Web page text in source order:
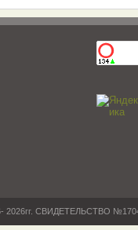
2026гг. СВИДЕТЕЛЬСТВО